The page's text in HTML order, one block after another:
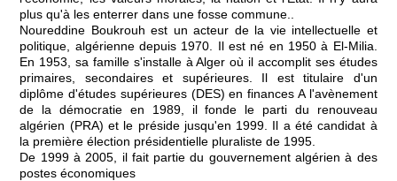
plus qu'à les enterrer dans une fosse commune..
Noureddine Boukrouh est un acteur de la vie intellectuelle et
politique, algérienne depuis 1970. Il est né en 1950 à El-Milia.
En 1953, sa famille s'installe à Alger où il accomplit ses études
primaires, secondaires et supérieures. Il est titulaire d'un
diplôme d'études supérieures (DES) en finances A l'avènement
de la démocratie en 1989, il fonde le parti du renouveau
algérien (PRA) et le préside jusqu'en 1999. Il a été candidat à
la première élection présidentielle pluraliste de 1995.
De 1999 à 2005, il fait partie du gouvernement algérien à des
postes économiques